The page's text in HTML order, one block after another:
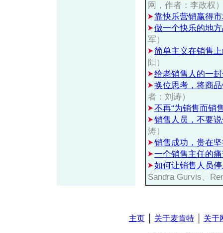
网，作者：李政权
靠快乐营销赢得
做一个快乐的地
军）
简单主义在销售
阳）
给老销售人的一
换位思考，将商
者：刘涛）
不再“为销售而销
销售人员，不要
涛）
销售成功，贵在
一个销售主任的
如何让销售人员
Sandra Gurvis、
主页│ 关于麦肯特│ 关于